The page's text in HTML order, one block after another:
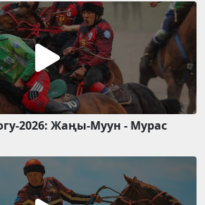
2026: Жаңы-Муун - Мурас